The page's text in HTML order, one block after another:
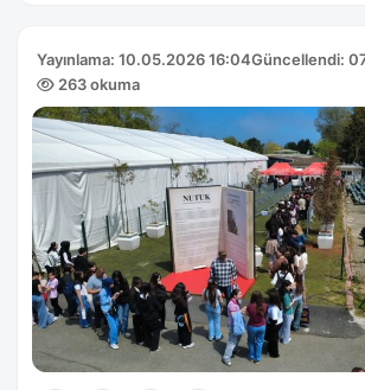
Yayınlama: 10.05.2026 16:04Güncellendi:
263 okuma